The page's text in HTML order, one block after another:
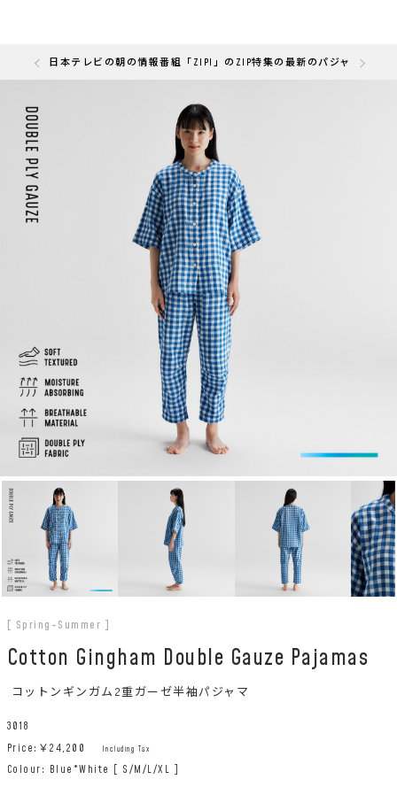
快眠部門」を受賞しました
日本テレビの朝の情報番組「ZIP!」のZIP特集の最新のパジャマとし
[ Spring-Summer ]
Cotton Gingham Double Gauze Pajamas
コットンギンガム2重ガーゼ半袖パジャマ
3018
Price:￥24,200 Including Tax
Colour: Blue*White [ S/M/L/XL ]